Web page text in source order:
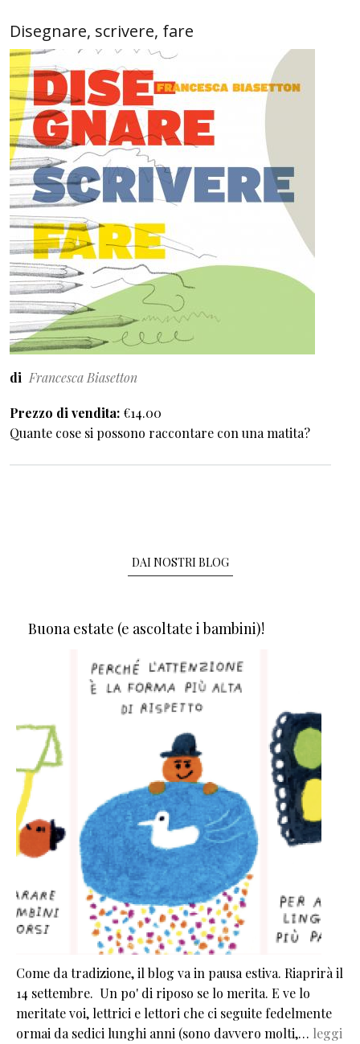
Disegnare, scrivere, fare
di Francesca Biasetton
Prezzo di vendita €14.00
Quante cose si possono raccontare con una matita?
DAI NOSTRI BLOG
Buona estate (e ascoltate i bambini)!
Come da tradizione, il blog va in pausa estiva. Riaprirà il
14 settembre. Un po' di riposo se lo merita. E ve lo
meritate voi, lettrici e lettori che ci seguite fedelmente
ormai da sedici lunghi anni (sono davvero molti,… leggi